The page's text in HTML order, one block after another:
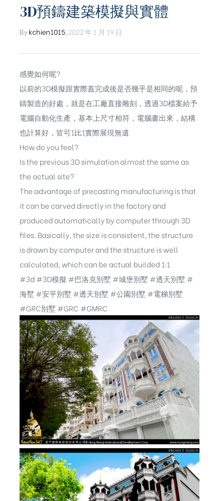
3D預鑄建築模擬與實體
Bykchien1015 2022 年 1 月 19 日
感覺如何呢?
以前的3D模擬跟實際蓋完成後是否幾乎是相同的呢，預
鑄製造的好處，就是在工廠直接雕刻，透過3D檔案給予
電腦自動化生產，基本上尺寸相符，電腦畫出來，結構
也計算好，皆可1比1實際展現無遺
How do you feel?
Is the previous 3D simulation almost the same as
the actual site?
The advantage of precasting manufacturing is that
it can be carved directly in the factory and
produced automatically by computer through 3D
files. Basically, the size is consistent, the structure
is drawn by computer and the structure is well
calculated, which can be actual builded 1:1
#3d #3D模擬 #巴洛克別墅 #城堡別墅 #透天別墅 #
海墅 #安平別墅 #透天別墅 #公園別墅 #電梯別墅
#GRC別墅 #GRC #GMRC